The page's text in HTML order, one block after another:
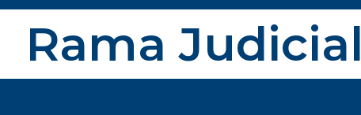
Rama Judicial